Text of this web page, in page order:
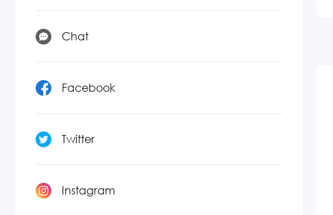
Chat
Facebook
Twitter
Instagram